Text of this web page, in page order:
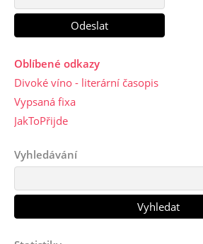
Oblíbené odkazy
Divoké víno - literární časopis
Vypsaná fixa
JakToPřijde
Vyhledávání